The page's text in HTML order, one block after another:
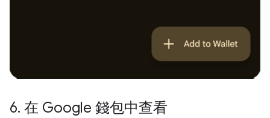
6. 在 Google 錢包中查看